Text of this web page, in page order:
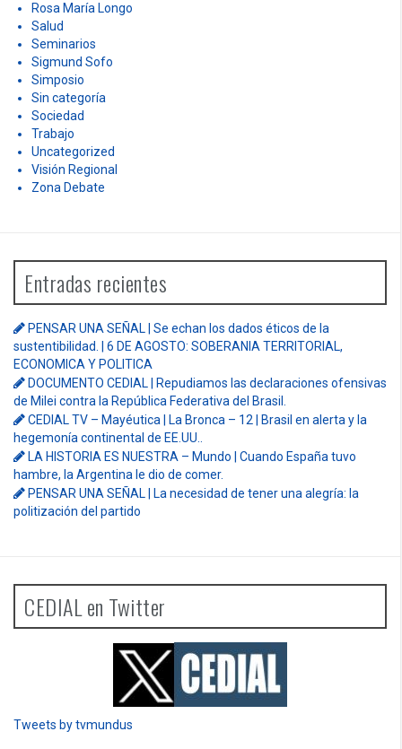
Rosa María Longo
Salud
Seminarios
Sigmund Sofo
Simposio
Sin categoría
Sociedad
Trabajo
Uncategorized
Visión Regional
Zona Debate
Entradas recientes
PENSAR UNA SEÑAL | Se echan los dados éticos de la
sustentibilidad. | 6 DE AGOSTO: SOBERANIA TERRITORIAL,
ECONOMICA Y POLITICA
DOCUMENTO CEDIAL | Repudiamos las declaraciones ofensivas
de Milei contra la República Federativa del Brasil.
CEDIAL TV – Mayéutica | La Bronca – 12 | Brasil en alerta y la
hegemonía continental de EE.UU..
LA HISTORIA ES NUESTRA – Mundo | Cuando España tuvo
hambre, la Argentina le dio de comer.
PENSAR UNA SEÑAL | La necesidad de tener una alegría: la
politización del partido
CEDIAL en Twitter
Tweets by tvmundus